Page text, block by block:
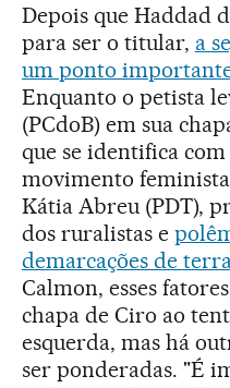
Depois que Haddad
para ser o titular, a
um ponto
Enquanto o petista
(PCdoB) em sua
que se identifica com
movimento
Kátia Abreu (PDT),
dos ruralistas e
demarcações de
Calmon, esses
chapa de Ciro ao
esquerda, mas há
ser ponderadas. "É